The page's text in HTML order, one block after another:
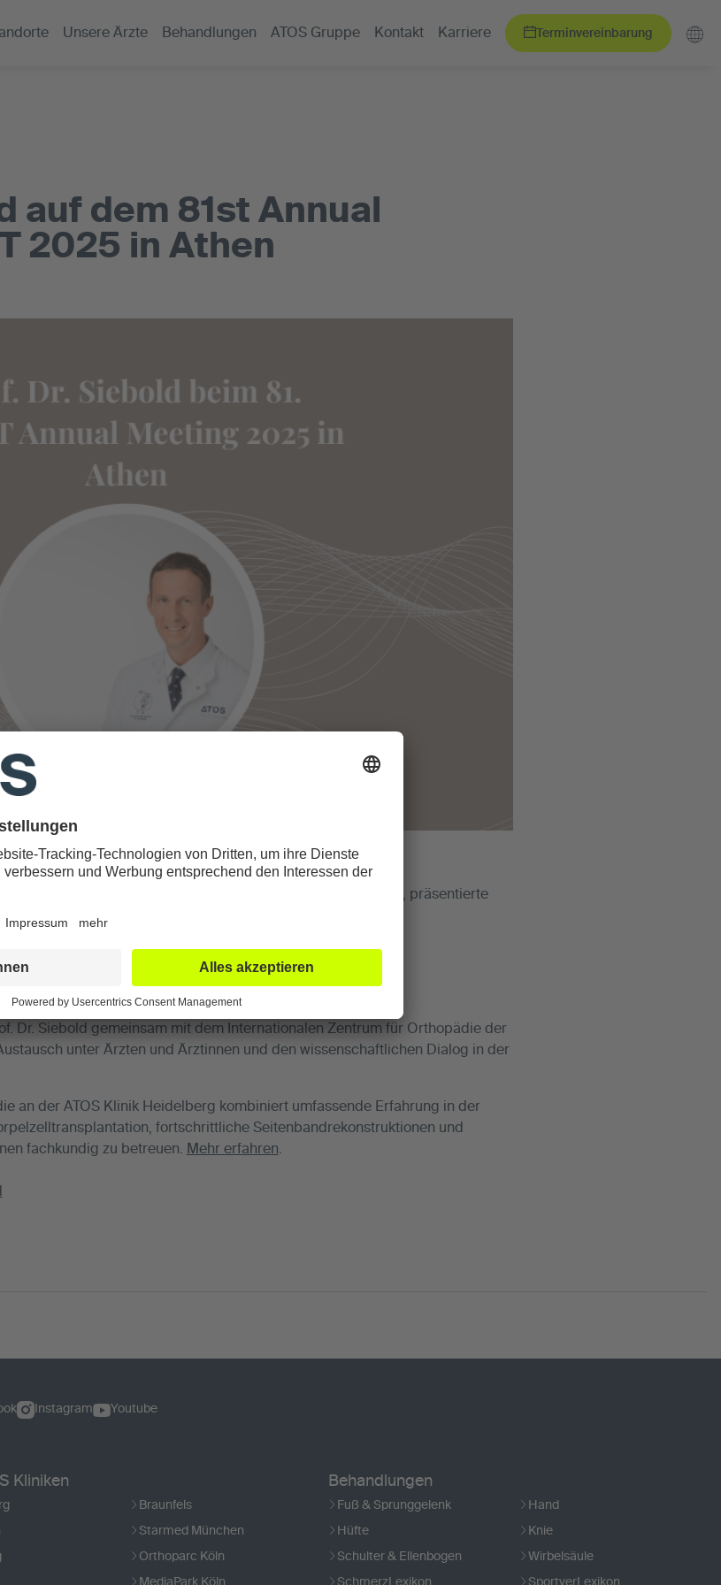
Unsere Ärzte Behandlungen ATOS Gruppe Kontakt Karriere Terminvereinbarung
auf dem 81st Annual
2025 in Athen
Knieendoprothetik, Arthrose und Sportverletzungen, präsentierte
Athen aktuelle Entwicklungen in der Kniechirurgie.
Themen im Fokus:
Ecke, PLC).
Dr. Siebold gemeinsam mit dem Internationalen Zentrum für Orthopädie der
unter Ärzten und Ärztinnen und den wissenschaftlichen Dialog in der
an der ATOS Klinik Heidelberg kombiniert umfassende Erfahrung in der
fortschrittliche Seitenbandrekonstruktionen und
fachkundig zu betreuen. Mehr erfahren.
Instagram Youtube
Kliniken
Braunfels
Starmed München
Orthoparc Köln
MediaPark Köln
Behandlungen
Fuß & Sprunggelenk Hand
Hüfte Knie
Schulter & Ellenbogen Wirbelsäule
SchmerzLexikon SportverLexikon